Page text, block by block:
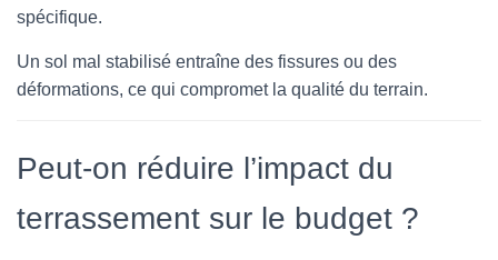
spécifique.
Un sol mal stabilisé entraîne des fissures ou des
déformations, ce qui compromet la qualité du terrain.
Peut-on réduire l’impact du
terrassement sur le budget ?